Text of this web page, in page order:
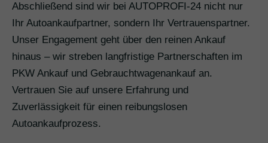
Abschließend sind wir bei AUTOPROFI-24 nicht nur
Ihr Autoankaufpartner, sondern Ihr Vertrauenspartner.
Unser Engagement geht über den reinen Ankauf
hinaus – wir streben langfristige Partnerschaften im
PKW Ankauf und Gebrauchtwagenankauf an.
Vertrauen Sie auf unsere Erfahrung und
Zuverlässigkeit für einen reibungslosen
Autoankaufprozess.